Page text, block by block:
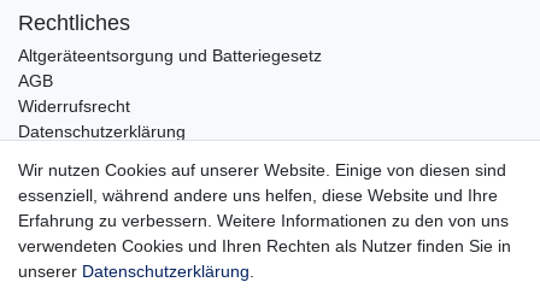
Rechtliches
Altgeräteentsorgung und Batteriegesetz
AGB
Widerrufsrecht
Datenschutzerklärung
Impressum
Service
Zahlungsarten
Lieferung und Abholung
Wir nutzen Cookies auf unserer Website. Einige von diesen sind
essenziell, während andere uns helfen, diese Website und Ihre
Erfahrung zu verbessern. Weitere Informationen zu den von uns
verwendeten Cookies und Ihren Rechten als Nutzer finden Sie in
unserer Daten­schutz­erklärung